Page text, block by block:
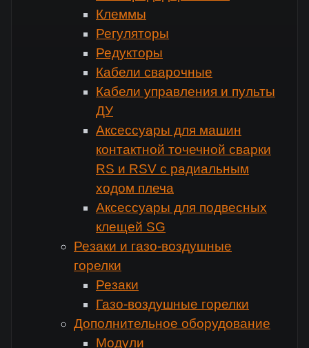
Клеммы
Регуляторы
Редукторы
Кабели сварочные
Кабели управления и пульты
ДУ
Аксессуары для машин
контактной точечной сварки
RS и RSV с радиальным
ходом плеча
Аксессуары для подвесных
клещей SG
Резаки и газо-воздушные
горелки
Резаки
Газо-воздушные горелки
Дополнительное оборудование
Модули